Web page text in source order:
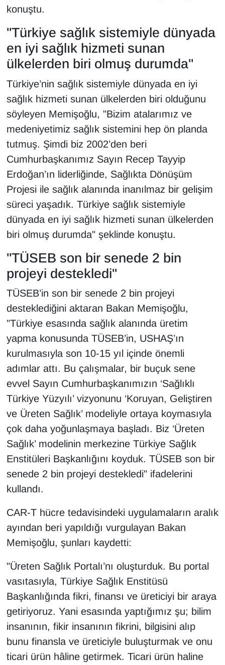
konuştu.
"Türkiye sağlık sistemiyle dünyada
en iyi sağlık hizmeti sunan
ülkelerden biri olmuş durumda"
Türkiye’nin sağlık sistemiyle dünyada en iyi
sağlık hizmeti sunan ülkelerden biri olduğunu
söyleyen Memişoğlu, "Bizim atalarımız ve
medeniyetimiz sağlık sistemini hep ön planda
tutmuş. Şimdi biz 2002’den beri
Cumhurbaşkanımız Sayın Recep Tayyip
Erdoğan’ın liderliğinde, Sağlıkta Dönüşüm
Projesi ile sağlık alanında inanılmaz bir gelişim
süreci yaşadık. Türkiye sağlık sistemiyle
dünyada en iyi sağlık hizmeti sunan ülkelerden
biri olmuş durumda" şeklinde konuştu.
"TÜSEB son bir senede 2 bin
projeyi destekledi"
TÜSEB’in son bir senede 2 bin projeyi
desteklediğini aktaran Bakan Memişoğlu,
"Türkiye esasında sağlık alanında üretim
yapma konusunda TÜSEB’in, USHAŞ’ın
kurulmasıyla son 10-15 yıl içinde önemli
adımlar attı. Bu çalışmalar, bir buçuk sene
evvel Sayın Cumhurbaşkanımızın ‘Sağlıklı
Türkiye Yüzyılı’ vizyonunu ‘Koruyan, Geliştiren
ve Üreten Sağlık’ modeliyle ortaya koymasıyla
çok daha yoğunlaşmaya başladı. Biz ‘Üreten
Sağlık’ modelinin merkezine Türkiye Sağlık
Enstitüleri Başkanlığını koyduk. TÜSEB son bir
senede 2 bin projeyi destekledi" ifadelerini
kullandı.
CAR-T hücre tedavisindeki uygulamaların aralık
ayından beri yapıldığı vurgulayan Bakan
Memişoğlu, şunları kaydetti:
"Üreten Sağlık Portalı’nı oluşturduk. Bu portal
vasıtasıyla, Türkiye Sağlık Enstitüsü
Başkanlığında fikri, finansı ve üreticiyi bir araya
getiriyoruz. Yani esasında yaptığımız şu; bilim
insanının, fikir insanının fikrini, bilgisini alıp
bunu finansla ve üreticiyle buluşturmak ve onu
ticari ürün hâline getirmek. Ticari ürün haline
SİYASET
SPOR
TEKNOLOJİ
Turizm
VAN'DA SPOR
Vasıta
YAŞAM
YEREL